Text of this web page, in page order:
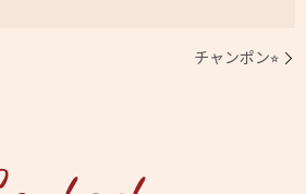
チャンポン⭐︎